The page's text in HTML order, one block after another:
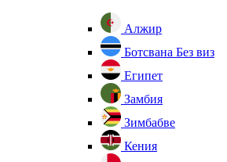
Алжир
Ботсвана Без виз
Египет
Замбия
Зимбабве
Кения